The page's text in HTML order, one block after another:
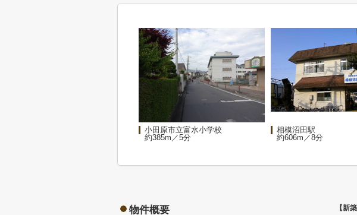
小田原市立富水小学校
約385m／5分
相模沼田駅
約606m／8分
物件概要 【新